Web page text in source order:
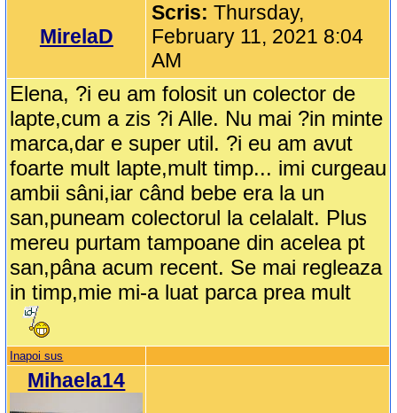
MirelaD
Scris:Thursday,
February 11, 2021 8:04
AM
Elena, ?i eu am folosit un colector de
lapte,cum a zis ?i Alle. Nu mai ?in minte
marca,dar e super util. ?i eu am avut
foarte mult lapte,mult timp... imi curgeau
ambii sâni,iar când bebe era la un
san,puneam colectorul la celalalt. Plus
mereu purtam tampoane din acelea pt
san,pâna acum recent. Se mai regleaza
in timp,mie mi-a luat parca prea mult
Inapoi sus
Mihaela14